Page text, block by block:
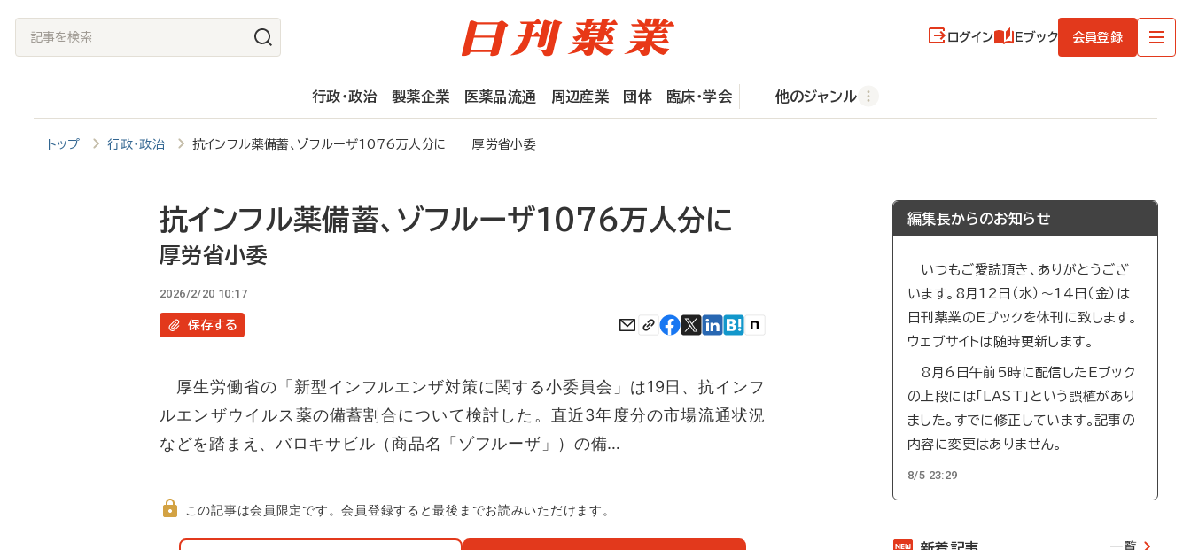
記
事
ログイン Eブック 会員登録
行政・政治 製薬企業 医薬品流通 周辺産業 団体 臨床・学会 他のジャンル
トップ 行政・政治 抗インフル薬備蓄、ゾフルーザ1076万人分に 厚労省小委
抗インフル薬備蓄、ゾフルーザ1076万人分に
厚労省小委
2026/2/20 10:17
保存する
厚生労働省の「新型インフルエンザ対策に関する小委員会」は19日、抗インフ
ルエンザウイルス薬の備蓄割合について検討した。直近3年度分の市場流通状況
などを踏まえ、バロキサビル（商品名「ゾフルーザ」）の備…
この記事は会員限定です。会員登録すると最後までお読みいただけます。
編集長からのお知らせ
いつもご愛読頂き、ありがとうござ
います。8月12日（水）～14日（金）は
日刊薬業のEブックを休刊に致します。
ウェブサイトは随時更新します。
8月6日午前5時に配信したEブック
の上段には「LAST」という誤植があり
ました。すでに修正しています。記事の
内容に変更はありません。
8/5 23:29
一覧